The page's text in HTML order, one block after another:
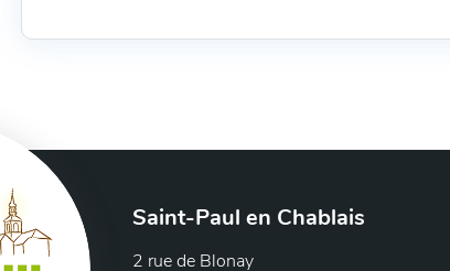
Saint-Paul en Chablais
2 rue de Blonay